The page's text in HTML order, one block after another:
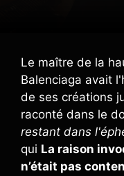
Le maître de la
Balenciaga avait
de ses créations
raconté dans le
restant dans
qui La raison
n’était pas